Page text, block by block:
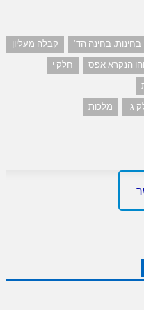
בחינה הד'
קבלה מעליון
הנקרא אפס
חלק י
ג'
מלכות